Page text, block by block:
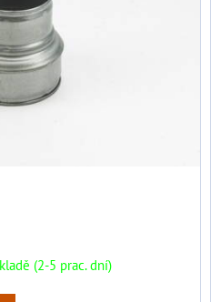
(2-5 prac. dní)